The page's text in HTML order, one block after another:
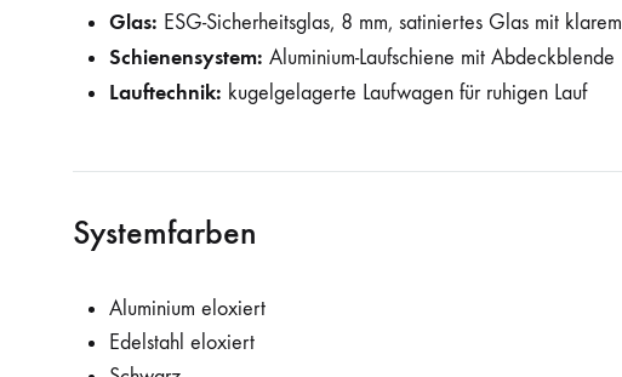
Glas: ESG-Sicherheitsglas, 8 mm, satiniertes Glas mit
Schienensystem: Aluminium-Laufschiene mit Abdeckblende
Lauftechnik: kugelgelagerte Laufwagen für ruhigen Lauf
Systemfarben
Aluminium eloxiert
Edelstahl eloxiert